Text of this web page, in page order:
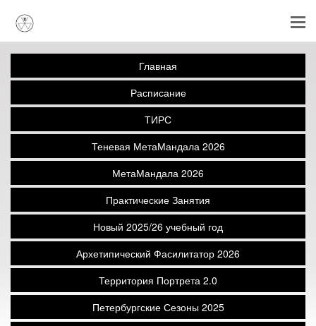
Главная
Расписание
ТИРС
Теневая МетаМандала 2026
МетаМандала 2026
Практические Занятия
Новый 2025/26 учебный год
Архетипический Фасилитатор 2026
Территория Портрета 2.0
Петербургские Сезоны 2025